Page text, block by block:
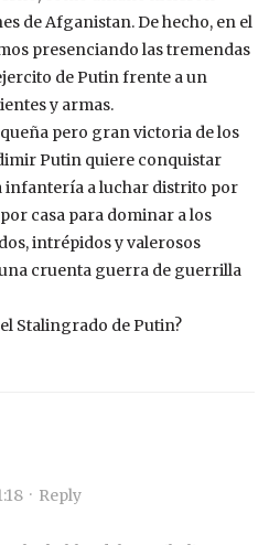
de Afganistan. De hecho, en el
presenciando las tremendas
de Putin frente a un
y armas.
pero gran victoria de los
Putin quiere conquistar
infantería a luchar distrito por
casa para dominar a los
intrépidos y valerosos
cruenta guerra de guerrilla
Stalingrado de Putin?
· Reply